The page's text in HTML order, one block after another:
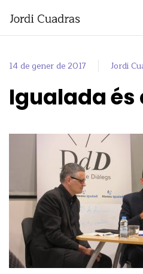
14 de gener de 2017 Jordi
Igualada